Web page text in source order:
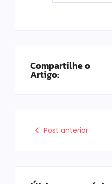
Compartilhe o
Artigo:
Post anterior